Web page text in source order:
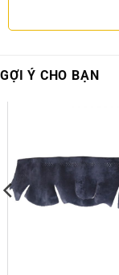
GỢI Ý CHO BẠN